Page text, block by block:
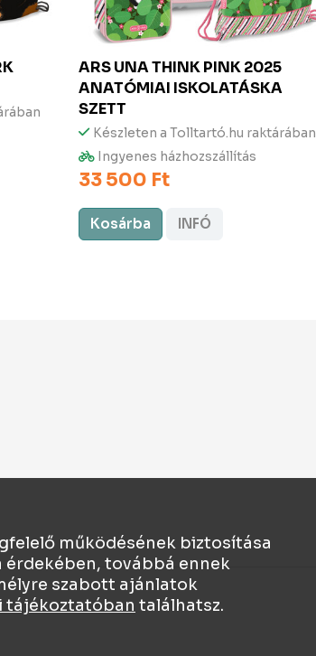
ARS UNATHINK PINK 2025
ANATÓMIAI ISKOLATÁSKA
SZETT
Készleten a Tolltartó.hu raktárában
Ingyenes házhozszállítás
33 500 Ft
Kosárba INFÓ
működésének biztosítása
továbbá ennek
szabott ajánlatok
tájékoztatóban találhatsz.